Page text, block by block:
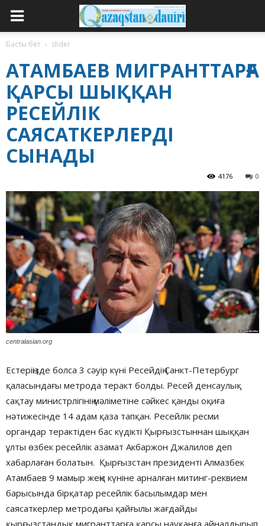
Басты бет slider
АТАМБАЕВ МИГРАНТТАРҒА
ҚАРСЫ ШЫҚҚАН
РЕСЕЙЛІК
САЯСАТКЕРЛЕРДІ
СЫНАДЫ
0
4176
centralasian.org
Естеріңізде болса 3 сәуір күні Ресейдің Санкт-Петербург
қаласындағы метрода теракт болды. Ресей денсаулық
сақтау министрлігінің мәліметіне сәйкес қанды оқиға
нәтижесінде 14 адам қаза тапқан. Ресейлік ресми
органдар терактіден бас күдікті Қырғызстыннан шыққан
ұлты өзбек ресейлік азамат Акбаржон Джалилов деп
хабарлаған болатын. Қырғызстан президенті Алмазбек
Атамбаев 9 мамыр жеңіс күніне арналған митинг-реквием
барысында бірқатар ресейлік басылымдар мен
саясаткерлер метродағы қайғылы жағдайды